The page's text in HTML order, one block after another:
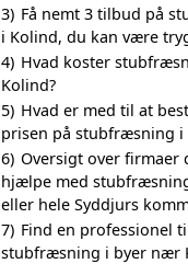
3) Få nemt 3 tilbud på
i Kolind, du kan være
4) Hvad koster
Kolind?
5) Hvad er med til at
prisen på stubfræsning i
6) Oversigt over firmaer
hjælpe med
eller hele Syddjurs
7) Find en professionel
stubfræsning i byer nær